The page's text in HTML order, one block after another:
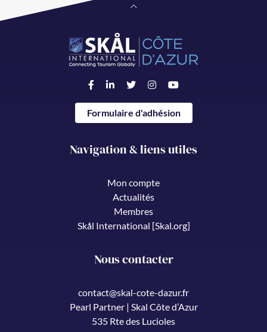
Formulaire d'adhésion
Navigation & liens utiles
Mon compte
Actualités
Membres
Skål International [Skal.org]
Nous contacter
contact@skal-cote-dazur.fr
Pearl Partner | Skal Côte d’Azur
535 Rte des Lucioles